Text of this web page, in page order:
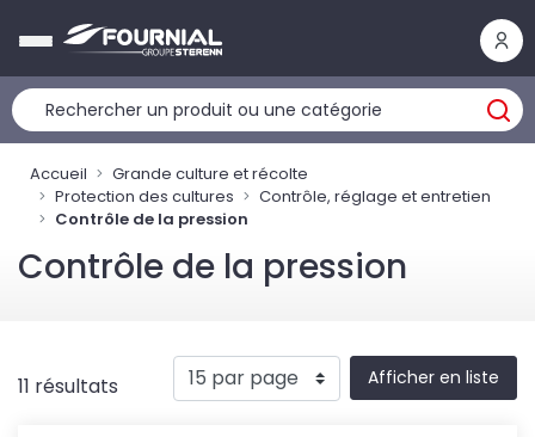
Accueil
Grande culture et récolte
Protection des cultures
Contrôle, réglage et entretien
Contrôle de la pression
Contrôle de la pression
11 résultats Afficher en liste